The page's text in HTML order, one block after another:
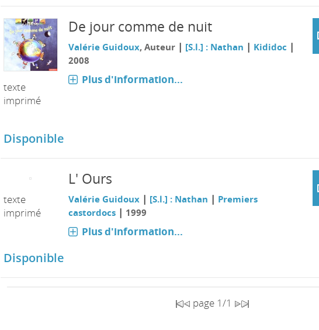
texte
imprimé
De jour comme de nuit
Valérie Guidoux, Auteur | [S.l.] : Nathan | Kididoc |
2008
Plus d'information...
Disponible
texte
imprimé
L' Ours
Valérie Guidoux | [S.l.] : Nathan | Premiers
castordocs| 1999
Plus d'information...
Disponible
page 1/1